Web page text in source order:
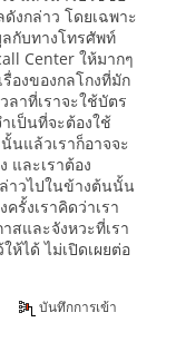
งกล่าว โดยเฉพาะ
กับทางโทรศัพท์
Center ให้มากๆ
องของกลโกงที่มัก
ลาที่เราจะใช้บัตร
เป็นที่จะต้องใช้
นแล้วเราก็อาจจะ
และเราต้อง
าวไปในข้างต้นนั้น
รั้งเราคิดว่าเรา
สและจังหวะที่เรา
ห้ได้ ไม่เปิดเผยต่อ
บันทึกการเข้า